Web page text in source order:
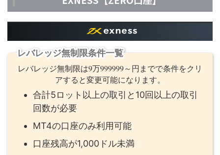
レバレッジ無制限条件一覧
レバレッジ無制限は9万999999～円までで条件をクリ
アすると変更可能になります。
合計5ロット以上の取引と10回以上の取引
回数が必要
MT4の口座のみ利用可能
口座残高が1,000ドル未満